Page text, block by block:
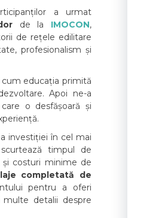
a urmat
de la IMOCON,
de rețele edilitare
profesionalism și
educația primită
Apoi ne-a
o desfășoară și
investiției în cel mai
timpul de
costuri minime de
completată de
pentru a oferi
multe detalii despre